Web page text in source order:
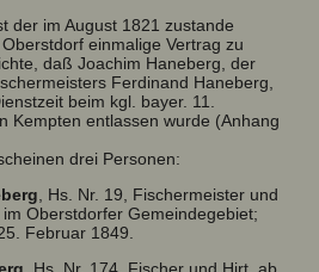
der im August 1821 zustande
einmalige Vertrag zu
daß Joachim Haneberg, der
Ferdinand Haneberg,
beim kgl. bayer. 11.
Kempten entlassen wurde (Anhang
drei Personen:
, Hs. Nr. 19, Fischermeister und
Oberstdorfer Gemeindegebiet;
Februar 1849.
, Hs. Nr. 174, Fischer und Hirt, ab